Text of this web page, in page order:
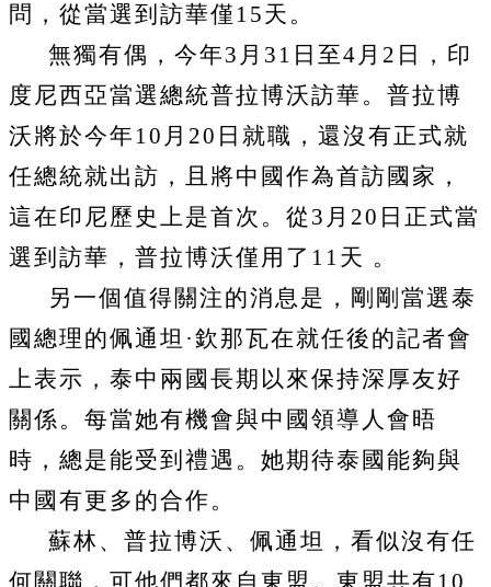
問，從當選到訪華僅 15天。
無獨有偶，今年3 月 31 日至4 月 2 日，印
度尼西亞當選總統普拉博沃訪華。普拉博
沃將於今年 10 月 20 日就職，還沒有正式就
任總統就出訪，且將中國作為首訪國家，
這在印尼歷史上是首次。從 3 月 20 日正式當
選到訪華，普拉博沃僅用了 11天 。
另一個值得關注的消息是，剛剛當選泰
國總理的佩通坦·欽那瓦在就任後的記者會
上表示，泰中兩國長期以來保持深厚友好
關係。每當她有機會與中國領導人會晤
時，總是能受到禮遇。她期待泰國能夠與
中國有更多的合作。
蘇林、普拉博沃、佩通坦，看似沒有任
何關聯，可他們都來自東盟。東盟共有10